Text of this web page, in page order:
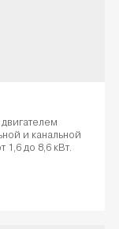
и канальной
1,6 до 8,6 кВт.